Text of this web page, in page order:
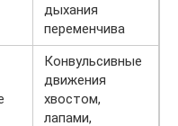
дыхания
переменчива
Конвульсивные
движения
хвостом,
лапами,